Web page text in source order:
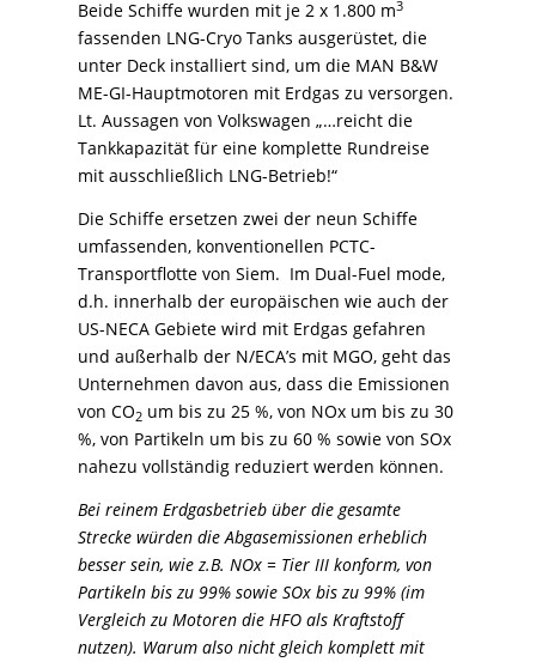
Beide Schiffe wurden mit je 2 x 1.800 m3
fassenden LNG-Cryo Tanks ausgerüstet, die
unter Deck installiert sind, um die MAN B&W
ME-GI-Hauptmotoren mit Erdgas zu versorgen.
Lt. Aussagen von Volkswagen „…reicht die
Tankkapazität für eine komplette Rundreise
mit ausschließlich LNG-Betrieb!“
Die Schiffe ersetzen zwei der neun Schiffe
umfassenden, konventionellen PCTC-
Transportflotte von Siem. Im Dual-Fuel mode,
d.h. innerhalb der europäischen wie auch der
US-NECA Gebiete wird mit Erdgas gefahren
und außerhalb der N/ECA’s mit MGO, geht das
Unternehmen davon aus, dass die Emissionen
von CO2 um bis zu 25 %, von NOx um bis zu 30
%, von Partikeln um bis zu 60 % sowie von SOx
nahezu vollständig reduziert werden können.
Bei reinem Erdgasbetrieb über die gesamte
Strecke würden die Abgasemissionen erheblich
besser sein, wie z.B. NOx = Tier III konform, von
Partikeln bis zu 99% sowie SOx bis zu 99% (im
Vergleich zu Motoren die HFO als Kraftstoff
nutzen). Warum also nicht gleich komplett mit